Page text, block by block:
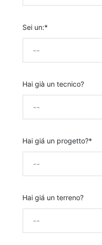
Sei un:*
Hai già un tecnico?
Hai giá un progetto?*
Hai giá un terreno?